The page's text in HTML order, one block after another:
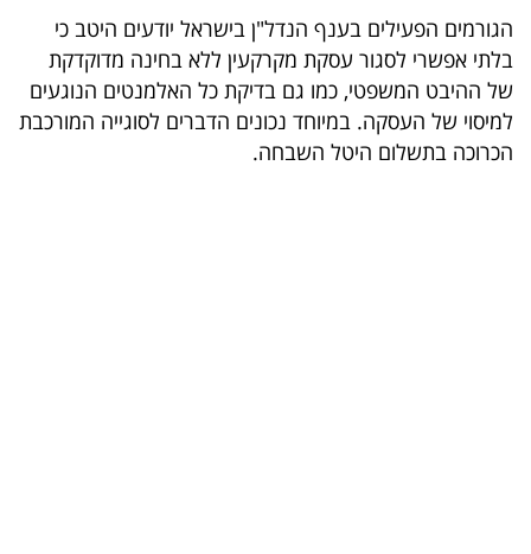
ספורט
קריירה
ולימודים
מינויים
הגורמים הפעילים בענף הנדל"ן בישראל יודעים היטב כי
בלתי אפשרי לסגור עסקת מקרקעין ללא בחינה מדוקדקת
של ההיבט המשפטי, כמו גם בדיקת כל האלמנטים הנוגעים
למיסוי של העסקה. במיוחד נכונים הדברים לסוגייה המורכבת
הכרוכה בתשלום היטל השבחה.